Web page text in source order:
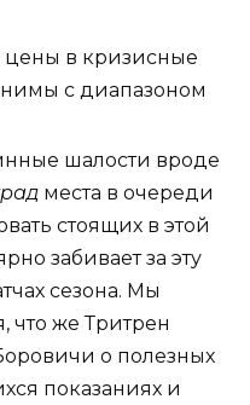
цены в кризисные
с диапазоном
шалости вроде
места в очереди
стоящих в этой
забивает за эту
сезона. Мы
что же Тритрен
о полезных
показаниях и